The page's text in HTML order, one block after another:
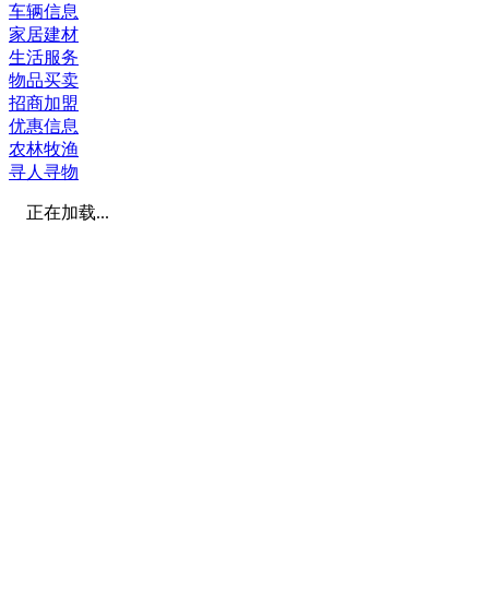
车辆信息
家居建材
生活服务
物品买卖
招商加盟
优惠信息
农林牧渔
寻人寻物
正在加载...